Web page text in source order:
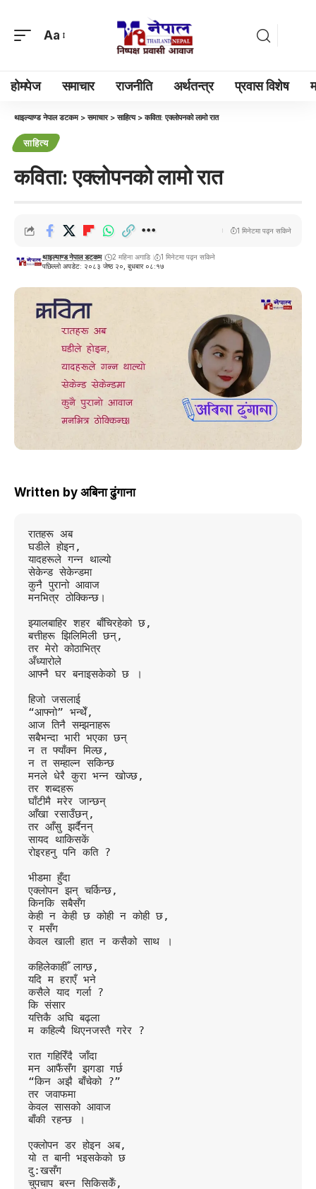
Aa
होमपेज समाचार राजनीति अर्थतन्त्र प्रवास विशेष
थाइल्याण्ड नेपाल डटकम>समाचार>साहित्य>कविता: एक्लोपनको लामो रात
साहित्य
कविता: एक्लोपनको लामो रात
पछिल्लो अपडेट: २०८३ जेष्ठ २०, बुधबार ०८:१७
थाइल्याण्ड नेपाल डटकम 2 महिना अगाडि 1 मिनेटमा पढ्न सकिने
1 मिनेटमा पढ्न सकिने
Written by अबिना ढुंगाना
रातहरू अब
घडीले होइन,
यादहरूले गन्न थाल्यो
सेकेन्ड सेकेन्डमा
कुनै पुरानो आवाज
मनभित्र ठोक्किन्छ।
झ्यालबाहिर शहर बाँचिरहेको छ,
बत्तीहरू झिलिमिली छन्,
तर मेरो कोठाभित्र
अँध्यारोले
आफ्नै घर बनाइसकेको छ ।
हिजो जसलाई
“आफ्नो” भन्थेँ,
आज तिनै सम्झनाहरू
सबैभन्दा भारी भएका छन्
न त फ्याँक्न मिल्छ,
न त सम्हाल्न सकिन्छ
मनले धेरै कुरा भन्न खोज्छ,
तर शब्दहरू
घाँटीमै मरेर जान्छन्
आँखा रसाउँछन्,
तर आँसु झर्दैनन्
सायद थाकिसकें
रोइरहनु पनि कति ?
भीडमा हुँदा
एक्लोपन झन् चर्किन्छ,
किनकि सबैसँग
केही न केही छ कोही न कोही छ,
र मसँग
केवल खाली हात न कसैको साथ ।
कहिलेकाहीँ लाग्छ,
यदि म हराएँ भने
कसैले याद गर्ला ?
कि संसार
यत्तिकै अघि बढ्ला
म कहिल्यै थिएनजस्तै गरेर ?
रात गहिरिँदै जाँदा
मन आफैंसँग झगडा गर्छ
“किन अझै बाँचेको ?”
तर जवाफमा
केवल सासको आवाज
बाँकी रहन्छ ।
एक्लोपन डर होइन अब,
यो त बानी भइसकेको छ
दु:खसँग
चुपचाप बस्न सिकिसकेँ,